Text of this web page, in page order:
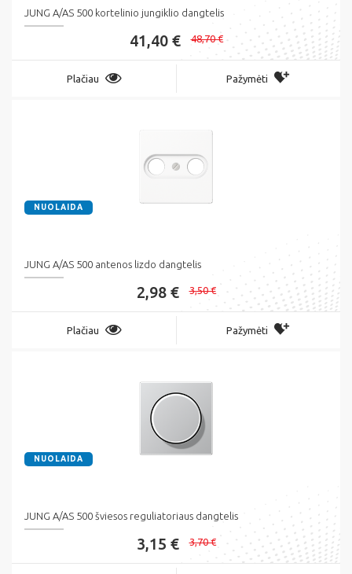
JUNG A/AS 500 kortelinio jungiklio dangtelis
41,40 € 48,70 €
Plačiau Pažymėti
NUOLAIDA
JUNG A/AS 500 antenos lizdo dangtelis
2,98 € 3,50 €
Plačiau Pažymėti
NUOLAIDA
JUNG A/AS 500 šviesos reguliatoriaus dangtelis
3,15 € 3,70 €